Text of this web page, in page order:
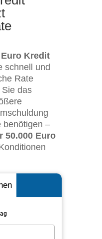
Euro Kredit
schnell und
Rate
das
benötigen –
50.000 Euro